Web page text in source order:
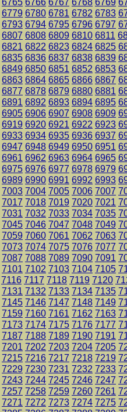
6779 6780 6781 6782 6783
6793 6794 6795 6796 6797
6807 6808 6809 6810 6811
6821 6822 6823 6824 6825
6835 6836 6837 6838 6839
6849 6850 6851 6852 6853
6863 6864 6865 6866 6867
6877 6878 6879 6880 6881
6891 6892 6893 6894 6895
6905 6906 6907 6908 6909
6919 6920 6921 6922 6923
6933 6934 6935 6936 6937
6947 6948 6949 6950 6951
6961 6962 6963 6964 6965
6975 6976 6977 6978 6979
6989 6990 6991 6992 6993
7003 7004 7005 7006 7007
7017 7018 7019 7020 7021
7031 7032 7033 7034 7035
7045 7046 7047 7048 7049
7059 7060 7061 7062 7063
7073 7074 7075 7076 7077
7087 7088 7089 7090 7091
7101 7102 7103 7104 7105
7116 7117 7118 7119 7120
7131 7132 7133 7134 7135
7145 7146 7147 7148 7149
7159 7160 7161 7162 7163
7173 7174 7175 7176 7177
7187 7188 7189 7190 7191
7201 7202 7203 7204 7205
7215 7216 7217 7218 7219
7229 7230 7231 7232 7233
7243 7244 7245 7246 7247
7257 7258 7259 7260 7261
7271 7272 7273 7274 7275